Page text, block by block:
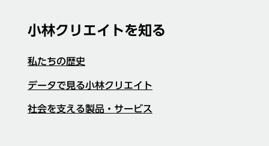
小林クリエイトを知る
私たちの歴史
データで見る小林クリエイト
社会を支える製品・サービス